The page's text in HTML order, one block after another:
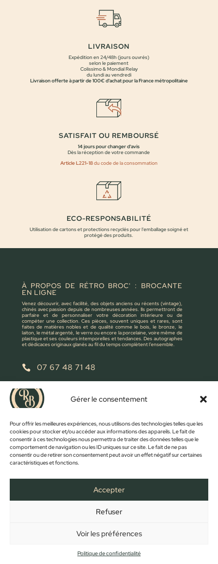
Gérer le consentement
Pour offrir les meilleures expériences, nous utilisons des technologies telles que les
cookies pour stocker et/ou accéder aux informations des appareils. Le fait de
consentir à ces technologies nous permettra de traiter des données telles que le
comportement de navigation ou les ID uniques sur ce site. Le fait de ne pas
consentir ou de retirer son consentement peut avoir un effet négatif sur certaines
caractéristiques et fonctions.
Accepter
Refuser
Voir les préférences
Politique de confidentialité
LIVRAISON
Expédition en 24/48h (jours ouvrés)
selon le paiement
Colissimo & Mondial Relay
du lundi au vendredi
Livraison offerte à partir de 100€ d'achat pour la France métropolitaine
SATISFAIT OU REMBOURSÉ
14 jours pour changer d'avis
Dès la réception de votre commande
Article L221-18du code de la consommation
ECO-RESPONSABILITÉ
Utilisation de cartons et protections recyclés pour l'emballage soigné et
protégé des produits.
À PROPOS DE RÉTRO BROC' : BROCANTE
EN LIGNE
Venez découvrir, avec facilité, des objets anciens ou récents (vintage),
chinés avec passion depuis de nombreuses années. Ils permettront de
parfaire et de personnaliser votre décoration intérieure ou de
compéter une collection. Ces pièces, souvent uniques et rares, sont
faites de matières nobles et de qualité comme le bois, le bronze, le
laiton, le métal argenté, le verre ou encore la porcelaine, voire même de
plastique et ses couleurs intemporelles et tendances. Des autographes
et dédicaces originaux glanés au fil du temps complètent l’ensemble.
 07 67 48 71 48
 retrobroc85@gmail.com
NOUS ÉCRIRE
BOUTIQUE
CONFIDENTIALITÉ
Copyright © 2023 - Créé et développé par